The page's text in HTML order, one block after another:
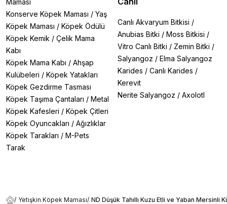
Maması
Konserve Köpek Maması / Yaş
Köpek Maması / Köpek Ödülü
Köpek Kemik / Çelik Mama
Kabı
Köpek Mama Kabı / Ahşap
Kulübeleri / Köpek Yatakları
Köpek Gezdirme Tasması
Köpek Taşıma Çantaları / Metal
Köpek Kafesleri / Köpek Çitleri
Köpek Oyuncakları / Ağızlıklar
Köpek Tarakları / M-Pets
Tarak
Canlı Akvaryum Bitkisi /
Anubias Bitki / Moss Bitkisi /
Vitro Canlı Bitki / Zemin Bitki /
Salyangoz / Elma Salyangoz
Karides / Canlı Karides /
Kerevit
Nerite Salyangoz / Axolotl
/ Yetişkin Köpek Maması/ ND Düşük Tahıllı Kuzu Etli ve Yaban Mersinli